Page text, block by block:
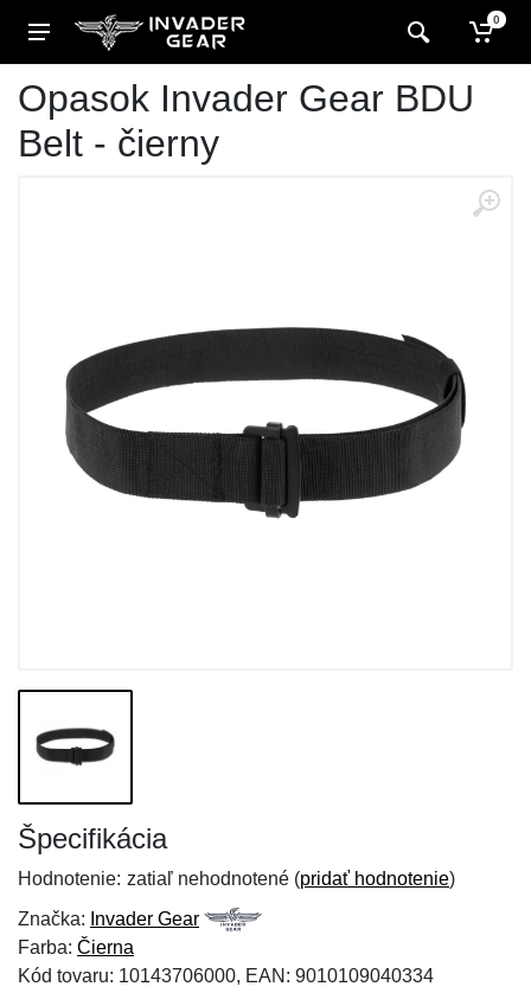
0
Opasok Invader Gear BDU
Belt - čierny
Špecifikácia
Hodnotenie: zatiaľ nehodnotené (pridať hodnotenie)
Značka: Invader Gear
Farba: Čierna
Kód tovaru: 10143706000, EAN: 9010109040334